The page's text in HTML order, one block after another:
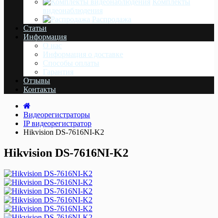
Комплекты
видеонаблюдения
Распродажа
Статьи
Информация
О нас
Информация о доставке
Cпособы оплаты
Гарантия
Отзывы
Контакты
Видеорегистраторы
IP видеорегистратор
Hikvision DS-7616NI-K2
Hikvision DS-7616NI-K2